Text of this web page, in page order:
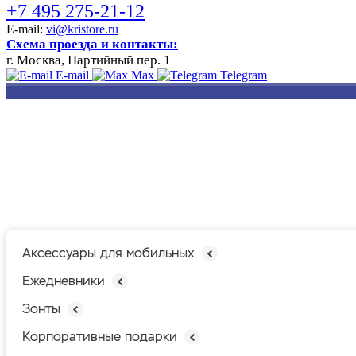
+7 495 275-21-12
E-mail: vi@kristore.ru
Схема проезда и контакты:
г. Москва, Партийный пер. 1
E-mail Max Telegram
Аксессуары для мобильных
Ежедневники
Зонты
Корпоративные подарки